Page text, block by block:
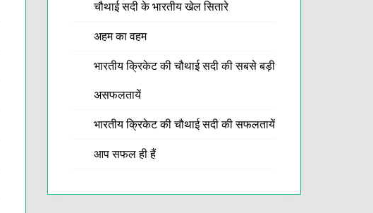
चौथाई सदी के भारतीय खेल सितारे
अहम का वहम
भारतीय क्रिकेट की चौथाई सदी की सबसे बड़ी
असफलतायें
भारतीय क्रिकेट की चौथाई सदी की सफलतायें
आप सफल ही हैं